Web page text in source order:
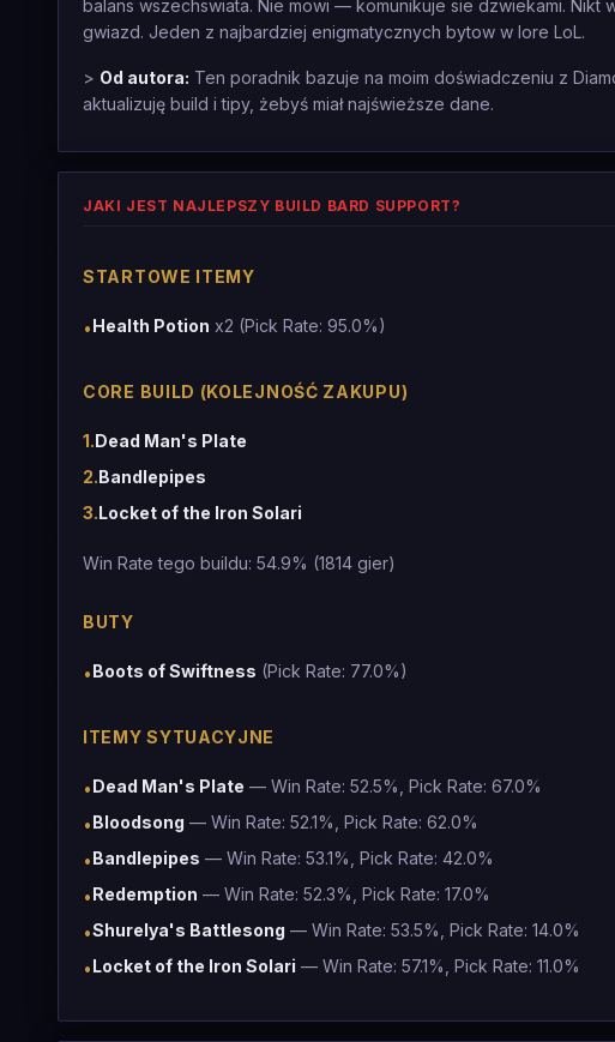
balans wszechswiata. Nie mowi — komunikuje sie dzwiekami.
gwiazd. Jeden z najbardziej enigmatycznych bytow w lore LoL.
> Od autora: Ten poradnik bazuje na moim doświadczeniu z
aktualizuję build i tipy, żebyś miał najświeższe dane.
JAKI JEST NAJLEPSZY BUILD BARD SUPPORT?
STARTOWE ITEMY
•Health Potion x2 (Pick Rate: 95.0%)
CORE BUILD (KOLEJNOŚĆ ZAKUPU)
1.Dead Man's Plate
2.Bandlepipes
3.Locket of the Iron Solari
Win Rate tego buildu: 54.9% (1814 gier)
BUTY
•Boots of Swiftness (Pick Rate: 77.0%)
ITEMY SYTUACYJNE
•Dead Man's Plate — Win Rate: 52.5%, Pick Rate: 67.0%
•Bloodsong — Win Rate: 52.1%, Pick Rate: 62.0%
•Bandlepipes — Win Rate: 53.1%, Pick Rate: 42.0%
•Redemption — Win Rate: 52.3%, Pick Rate: 17.0%
•Shurelya's Battlesong — Win Rate: 53.5%, Pick Rate: 14.0%
•Locket of the Iron Solari — Win Rate: 57.1%, Pick Rate: 11.0%